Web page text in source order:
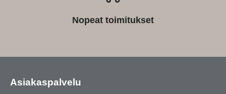
Nopeat toimitukset
Asiakaspalvelu